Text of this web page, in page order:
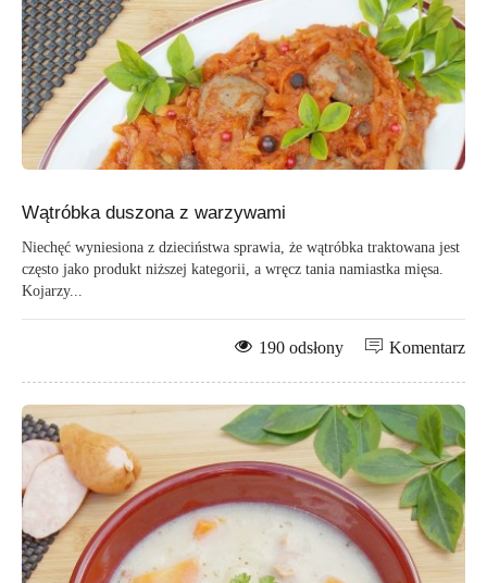
Wątróbka duszona z warzywami
Niechęć wyniesiona z dzieciństwa sprawia, że wątróbka traktowana jest
często jako produkt niższej kategorii, a wręcz tania namiastka mięsa.
Kojarzy...
Komentarz
190 odsłony